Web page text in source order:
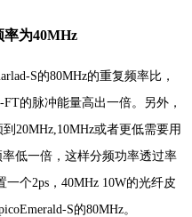
率为40MHz
S的80MHz的重复频率比，
的脉冲能量高出一倍。另外，
20MHz,10MHz或者更低需要用
率低一倍，这样分频功率透过率
个2ps，40MHz 10W的光纤皮
S的80MHz。